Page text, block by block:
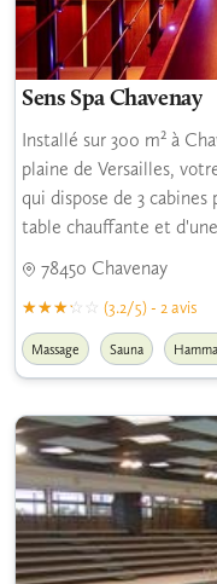
Sens Spa Chavenay
Installé sur 300 m² à
plaine de Versailles,
qui dispose de 3
table chauffante et
78450 Chavenay
(3.2/5) - 2 avis
Massage Sauna